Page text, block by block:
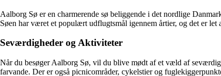
Aalborg Sø er en charmerende sø beliggende i det nordlige
Søen har været et populært udflugtsmål igennem årtier, og det er let
Seværdigheder og Aktiviteter
Når du besøger Aalborg Sø, vil du blive mødt af et væld af
farvande. Der er også picnicområder, cykelstier og